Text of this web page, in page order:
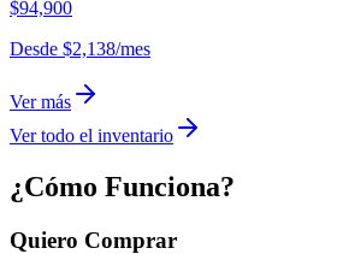
$94,900
Desde $2,138/mes
Ver más
Ver todo el inventario
¿Cómo Funciona?
Quiero Comprar